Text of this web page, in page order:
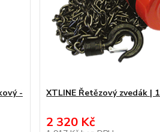
-
XTLINE Řetězový zvedák |
2 320 Kč